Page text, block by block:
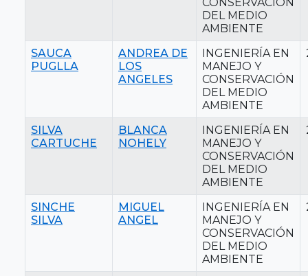
DEL MEDIO
AMBIENTE
SAUCA
PUGLLA
ANDREA DE
LOS
ANGELES
INGENIERÍA EN
MANEJO Y
CONSERVACIÓN
DEL MEDIO
AMBIENTE
SILVA
CARTUCHE
BLANCA
NOHELY
INGENIERÍA EN
MANEJO Y
CONSERVACIÓN
DEL MEDIO
AMBIENTE
SINCHE
SILVA
MIGUEL
ANGEL
INGENIERÍA EN
MANEJO Y
CONSERVACIÓN
DEL MEDIO
AMBIENTE